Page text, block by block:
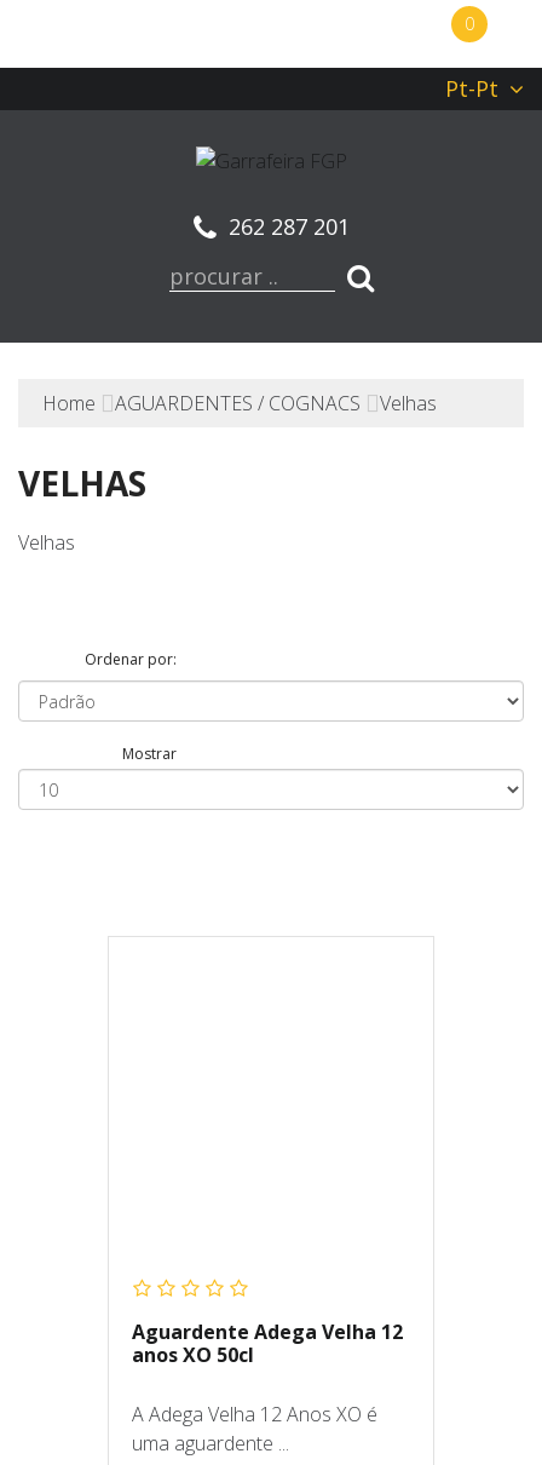
0
Pt-Pt
262 287 201
Home AGUARDENTES / COGNACS Velhas
VELHAS
Velhas
Ordenar por:
Mostrar
Aguardente Adega Velha 12
anos XO 50cl
A Adega Velha 12 Anos XO é
uma aguardente ...